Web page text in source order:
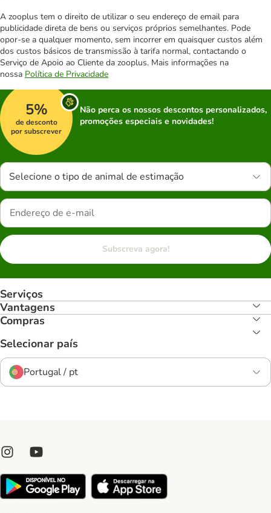
A zooplus tem o direito de utilizar o seu endereço de email para
publicidade direta de bens ou serviços próprios semelhantes. Pode
opor-se a qualquer momento, sem incorrer em quaisquer custos além
dos custos básicos de transmissão à tarifa normal, contactando o
Serviço de Apoio ao Cliente da zooplus. Mais informações na
nossa Política de Privacidade
5%
de desconto
por subscrever
Não perca os nossos descontos personalizados,
promoções especiais e novidades!
Selecione o tipo de animal de estimação
Subscreva agora!
Serviços
Vantagens
Compras
Selecionar país
Portugal / pt